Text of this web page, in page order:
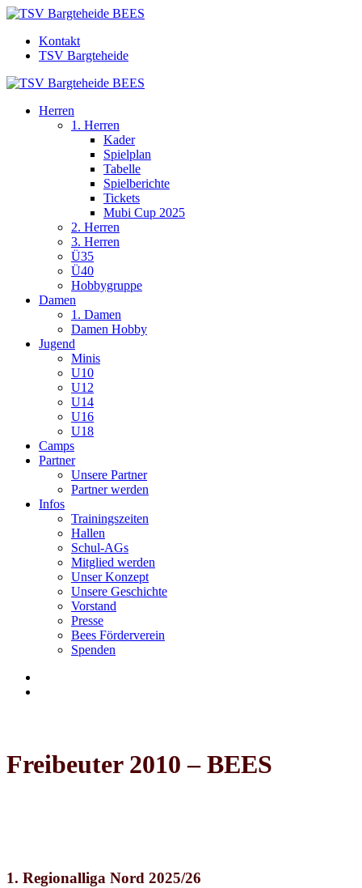
Kontakt
TSV Bargteheide
Herren
1. Herren
Kader
Spielplan
Tabelle
Spielberichte
Tickets
Mubi Cup 2025
2. Herren
3. Herren
Ü35
Ü40
Hobbygruppe
Damen
1. Damen
Damen Hobby
Jugend
Minis
U10
U12
U14
U16
U18
Camps
Partner
Unsere Partner
Partner werden
Infos
Trainingszeiten
Hallen
Schul-AGs
Mitglied werden
Unser Konzept
Unsere Geschichte
Vorstand
Presse
Bees Förderverein
Spenden
Freibeuter 2010 – BEES
1. Regionalliga Nord 2025/26